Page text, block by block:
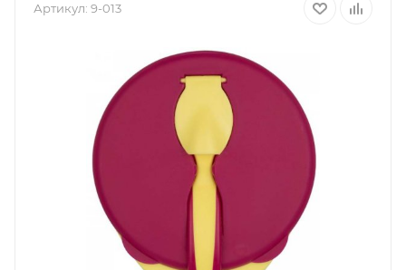
Артикул: 9-013